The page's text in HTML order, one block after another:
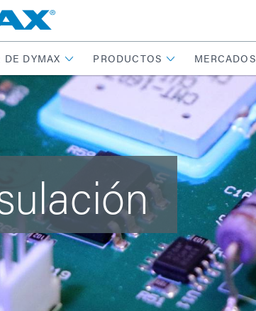
DE DYMAX PRODUCTOS MERCADOS